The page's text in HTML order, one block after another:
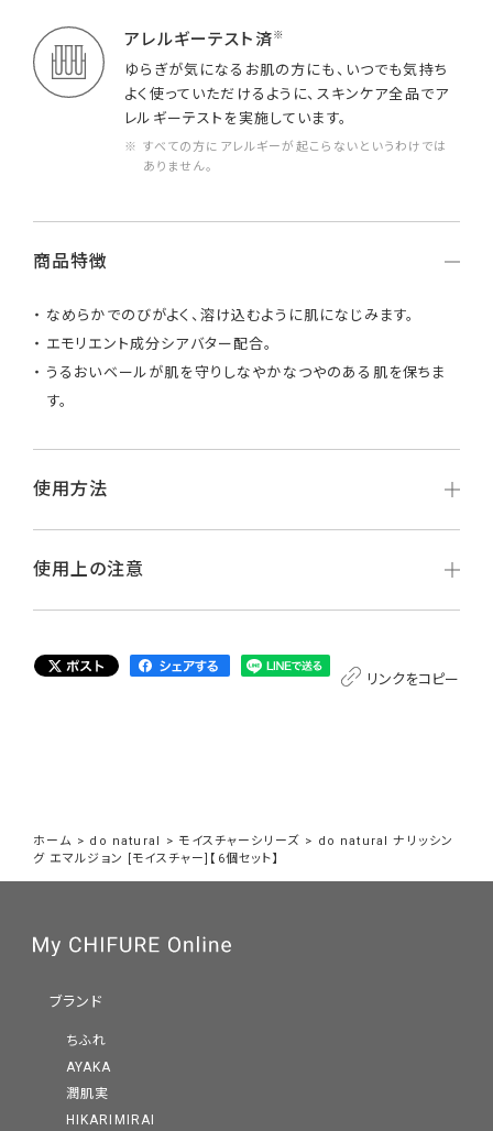
アレルギーテスト済※
ゆらぎが気になるお肌の方にも、いつでも気持ち
よく使っていただけるように、スキンケア全品でア
レルギーテストを実施しています。
※ すべての方にアレルギーが起こらないというわけでは
ありません。
商品特徴
なめらかでのびがよく、溶け込むように肌になじみます。
エモリエント成分シアバター配合。
うるおいベールが肌を守りしなやかなつやのある肌を保ちま
す。
使用方法
使用上の注意
リンクをコピー
ホーム > do natural > モイスチャーシリーズ > do natural ナリッシン
グ エマルジョン [モイスチャー]【6個セット】
ブランド
ちふれ
AYAKA
潤肌実
HIKARIMIRAI